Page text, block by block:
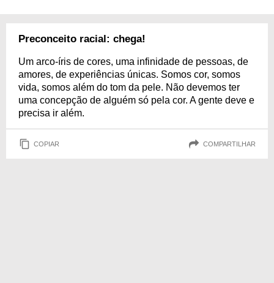
Preconceito racial: chega!
Um arco-íris de cores, uma infinidade de pessoas, de
amores, de experiências únicas. Somos cor, somos
vida, somos além do tom da pele. Não devemos ter
uma concepção de alguém só pela cor. A gente deve e
precisa ir além.
COPIAR COMPARTILHAR